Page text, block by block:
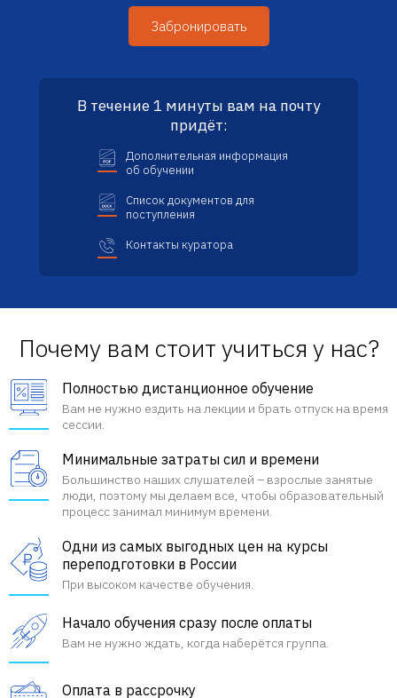
В течение 1 минуты вам на почту
придёт:
Дополнительная информация
об обучении
Список документов для
поступления
Контакты куратора
Почему вам стоит учиться у нас?
Полностью дистанционное обучение
Вам не нужно ездить на лекции и брать отпуск на время
сессии.
Минимальные затраты сил и времени
Большинство наших слушателей – взрослые занятые
люди, поэтому мы делаем все, чтобы образовательный
процесс занимал минимум времени.
Одни из самых выгодных цен на курсы
переподготовки в России
При высоком качестве обучения.
Начало обучения сразу после оплаты
Вам не нужно ждать, когда наберётся группа.
Оплата в рассрочку